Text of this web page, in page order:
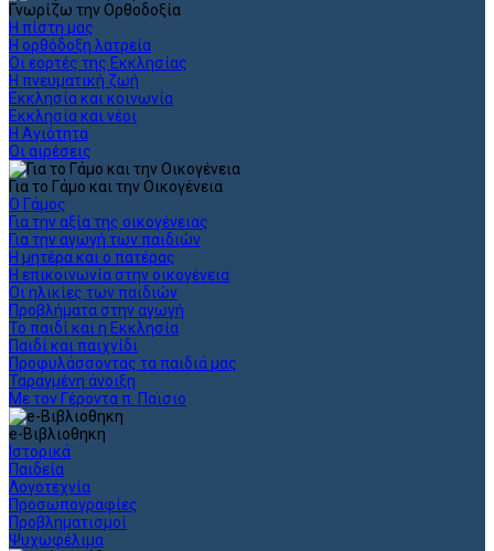
Γνωρίζω την Ορθοδοξία
Η πίστη μας
Η ορθόδοξη λατρεία
Οι εορτές της Εκκλησίας
Η πνευματική ζωή
Εκκλησία και κοινωνία
Εκκλησία και νέοι
Η Αγιότητα
Οι αιρέσεις
Για το Γάμο και την Οικογένεια
Ο Γάμος
Για την αξία της οικογένειας
Για την αγωγή των παιδιών
Η μητέρα και ο πατέρας
Η επικοινωνία στην οικογένεια
Οι ηλικίες των παιδιών
Προβλήματα στην αγωγή
Το παιδί και η Εκκλησία
Παιδί και παιχνίδι
Προφυλάσσοντας τα παιδιά μας
Ταραγμένη άνοιξη
Με τον Γέροντα π. Παϊσιο
e-Βιβλιοθηκη
Ιστορικά
Παιδεία
Λογοτεχνία
Προσωπογραφίες
Προβληματισμοί
Ψυχωφέλιμα